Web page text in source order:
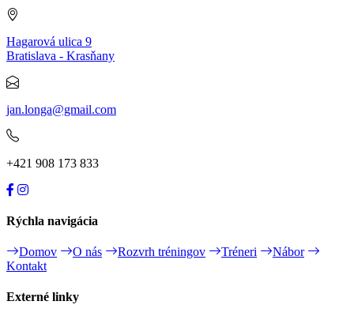
Hagarová ulica 9
Bratislava - Krasňany
jan.longa@gmail.com
+421 908 173 833
Rýchla navigácia
Domov O nás Rozvrh tréningov Tréneri
Nábor
Kontakt
Externé linky